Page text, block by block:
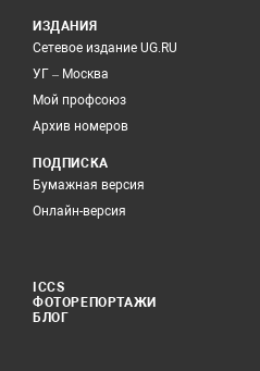
ИЗДАНИЯ
Сетевое издание UG.RU
УГ – Москва
Мой профсоюз
Архив номеров
ПОДПИСКА
Бумажная версия
Онлайн-версия
ICCS
ФОТОРЕПОРТАЖИ
БЛОГ